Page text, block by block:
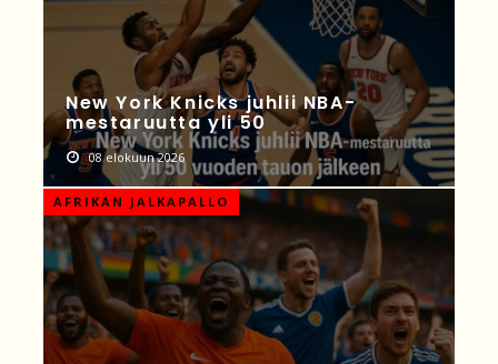
New York Knicks juhlii NBA-
mestaruutta yli 50
08 elokuun 2026
AFRIKAN JALKAPALLO